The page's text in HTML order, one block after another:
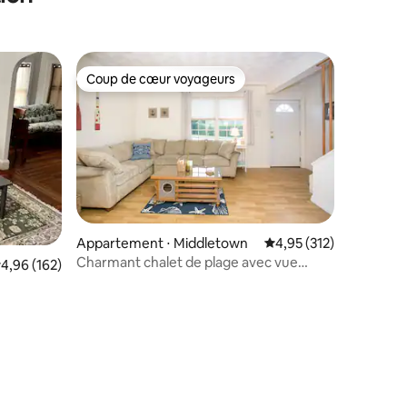
appréciés
moyenne sur la base de 162 commentaires : 4,96 sur 5
4,96 (162)
Coup de cœur voyageurs
Coup de cœur voyageurs
Appartement ⋅ Middletown Évaluation moyenne
4,95 (312)
Charmant chalet de plage avec vue